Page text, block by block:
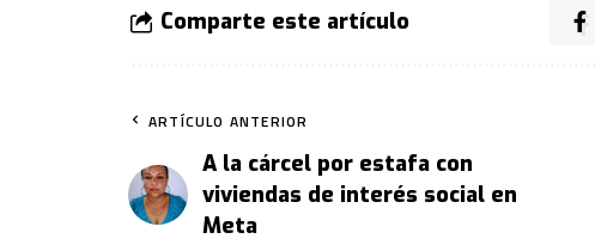
Comparte este artículo
ARTÍCULO ANTERIOR
A la cárcel por estafa con
viviendas de interés social en
Meta